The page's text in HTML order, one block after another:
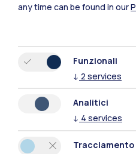
any time can be found in our
Funzionali
↓ 2 services
Analitici
↓ 4 services
Tracciamento